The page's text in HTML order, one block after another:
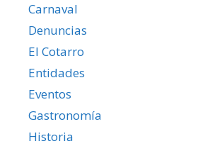
Carnaval
Denuncias
El Cotarro
Entidades
Eventos
Gastronomía
Historia